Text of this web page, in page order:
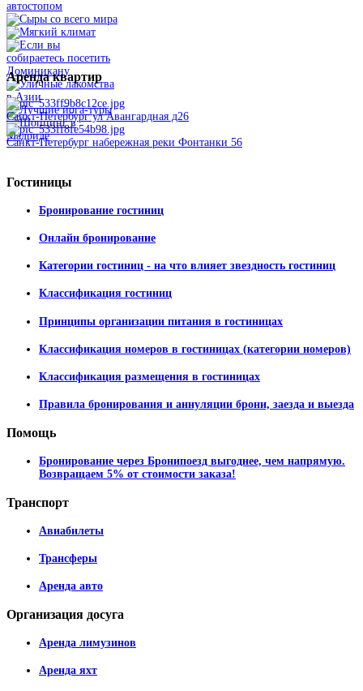
Арендаквартир
Санкт-Петербург ул Авангардная д26
Санкт-Петербург набережная реки Фонтанки 56
Гостиницы
Бронирование гостиниц
Онлайн бронирование
Категории гостиниц - на что влияет звездность гостиниц
Классификация гостиниц
Принципы организации питания в гостиницах
Классификация номеров в гостиницах (категории номеров)
Классификация размещения в гостиницах
Правила бронирования и аннуляции брони, заезда и выезда
Помощь
Бронирование через Бронипоезд выгоднее, чем напрямую.
Возвращаем 5% от стоимости заказа!
Транспорт
Авиабилеты
Трансферы
Аренда авто
Организация досуга
Аренда лимузинов
Аренда яхт